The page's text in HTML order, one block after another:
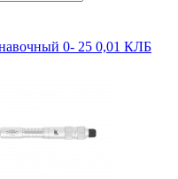
0- 25 0,01 КЛБ